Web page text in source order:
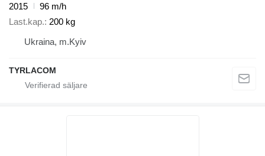
2015
96 m/h
Last.kap. 200 kg
Ukraina, m.Kyiv
TYRLACOM